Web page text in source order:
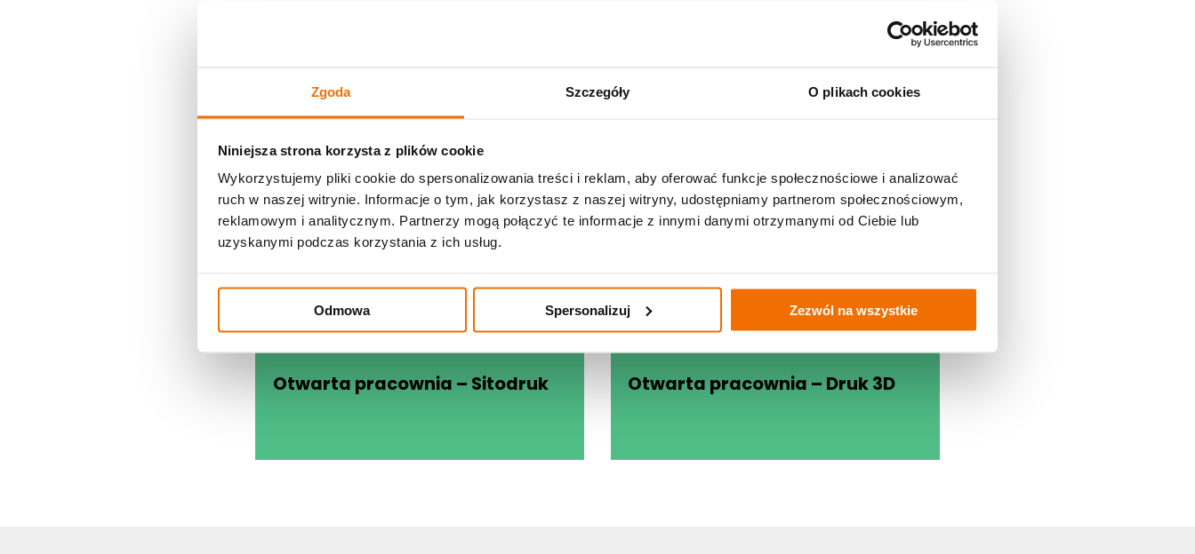
Zgoda Szczegóły O plikach cookies
Niniejsza strona korzysta z plików cookie
Wykorzystujemy pliki cookie do spersonalizowania treści i reklam, aby oferować funkcje społecznościowe i analizować
ruch w naszej witrynie. Informacje o tym, jak korzystasz z naszej witryny, udostępniamy partnerom społecznościowym,
reklamowym i analitycznym. Partnerzy mogą połączyć te informacje z innymi danymi otrzymanymi od Ciebie lub
uzyskanymi podczas korzystania z ich usług.
Odmowa Spersonalizuj Zezwól na wszystkie
W wypadku niestosowania się do poleceń instruktora oraz nieprzestrzegania regulaminu pracowni i
W przypadku dużej liczby uczestników może być konieczne oczekiwanie na dostęp do urządzenia.
Warsztat realizowany przez Stowarzyszenie Robisz.to we współpracy z Fundacją Orange
Udostępnij
Otwarta pracownia – Sitodruk Otwarta pracownia – Druk 3D